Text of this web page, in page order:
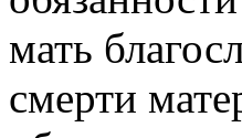
мать
смерти